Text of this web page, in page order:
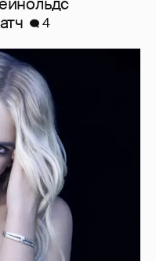
Спирс
шоу-бизнес и
как мать"